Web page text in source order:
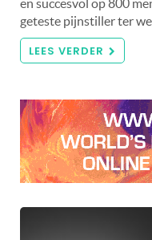
en succesvol op 800
geteste pijnstiller ter
LEES VERDER